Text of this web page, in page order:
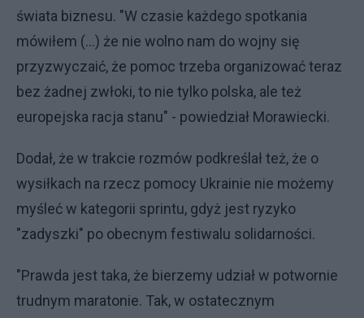
świata biznesu. "W czasie każdego spotkania
mówiłem (...) że nie wolno nam do wojny się
przyzwyczaić, że pomoc trzeba organizować teraz
bez żadnej zwłoki, to nie tylko polska, ale też
europejska racja stanu" - powiedział Morawiecki.
Dodał, że w trakcie rozmów podkreślał też, że o
wysiłkach na rzecz pomocy Ukrainie nie możemy
myśleć w kategorii sprintu, gdyż jest ryzyko
"zadyszki" po obecnym festiwalu solidarności.
"Prawda jest taka, że bierzemy udział w potwornie
trudnym maratonie. Tak, w ostatecznym